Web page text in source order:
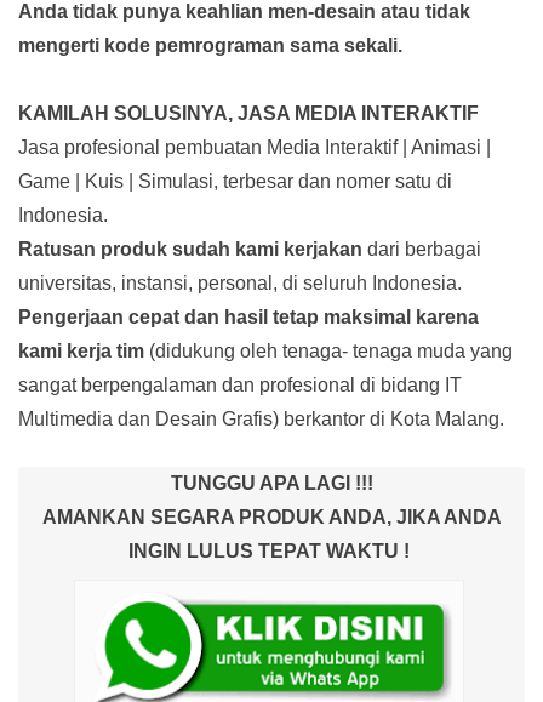
Anda tidak punya keahlian men-desain atau tidak
mengerti kode pemrograman sama sekali.
KAMILAH SOLUSINYA, JASA MEDIA INTERAKTIF
Jasa profesional pembuatan Media Interaktif | Animasi |
Game | Kuis | Simulasi, terbesar dan nomer satu di
Indonesia.
Ratusan produk sudah kami kerjakan dari berbagai
universitas, instansi, personal, di seluruh Indonesia.
Pengerjaan cepat dan hasil tetap maksimal karena
kami kerja tim (didukung oleh tenaga- tenaga muda yang
sangat berpengalaman dan profesional di bidang IT
Multimedia dan Desain Grafis) berkantor di Kota Malang.
TUNGGU APA LAGI !!!
AMANKAN SEGARA PRODUK ANDA, JIKA ANDA
INGIN LULUS TEPAT WAKTU !